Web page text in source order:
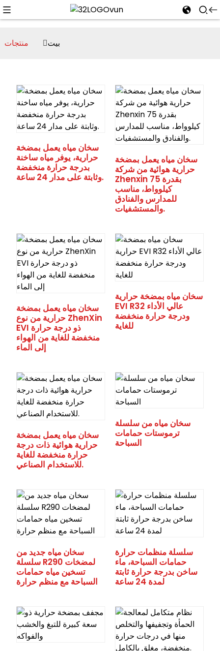
بيت منتجات
سخان مياه يعمل بمضخة
حرارية، يوفر مياه ساخنة
بدرجة حرارة منخفضة
وثابتة على مدار 24 ساعة.
سخان مياه يعمل بمضخة
حرارية هوائية من شركة
Zhenxin بقدرة 75
كيلوواط، مناسب
للمدارس والفنادق
والمستشفيات.
سخان مياه يعمل بمضخة
حرارية من نوع ZhenXin
EVI ذو درجة حرارة
منخفضة للغاية من الهواء
إلى الماء
سخان مياه بمضخة حرارية
EVI R32 عالي الأداء
ودرجة حرارة منخفضة
للغاية
سخان مياه يعمل بمضخة
حرارية هوائية ذات درجة
حرارة منخفضة للغاية
للاستخدام الصناعي.
سخان مياه من سلسلة
ترموستات حمامات
السباحة
سخان مياه جديد من
سلسلة R290 لمضخات
تسخين مياه حمامات
السباحة مع منظم حرارة
سلسلة منظمات حرارة
حمامات السباحة، ماء
ساخن بدرجة حرارة ثابتة
لمدة 24 ساعة